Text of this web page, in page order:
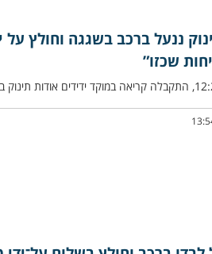
ננעל ברכב בשגגה וחולץ
שכזו”